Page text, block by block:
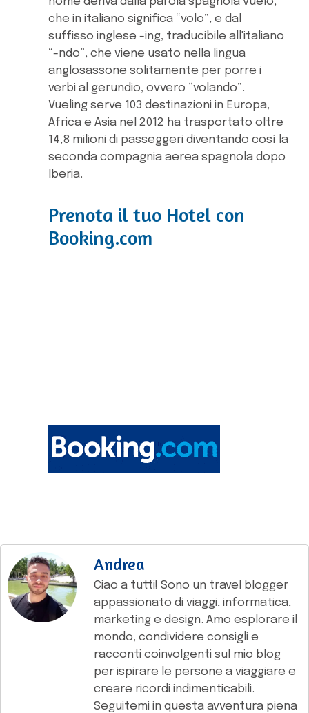
che in italiano significa “volo”, e dal
suffisso inglese -ing, traducibile all'italiano
“-ndo”, che viene usato nella lingua
anglosassone solitamente per porre i
verbi al gerundio, ovvero “volando”.
Vueling serve 103 destinazioni in Europa,
Africa e Asia nel 2012 ha trasportato oltre
14,8 milioni di passeggeri diventando così la
seconda compagnia aerea spagnola dopo
Iberia.
Prenota il tuo Hotel con
Booking.com
Andrea
Ciao a tutti! Sono un travel blogger
appassionato di viaggi, informatica,
marketing e design. Amo esplorare il
mondo, condividere consigli e
racconti coinvolgenti sul mio blog
per ispirare le persone a viaggiare e
creare ricordi indimenticabili.
Seguitemi in questa avventura piena